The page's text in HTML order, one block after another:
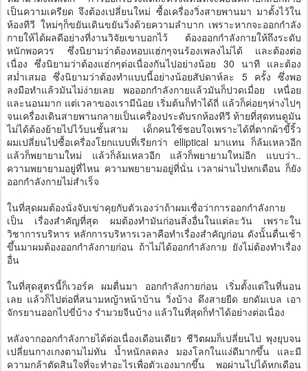
เป็นความเครียด จึงต้องเปลี่ยนใหม่ ซื้อเครื่องวิ่งสายพานมา มาตั้งไว้ใน
ห้องทีวี ใหม่ๆก็ขยันเดินขยันวิ่งด้วยความลำบาก เพราะหากจะออกกำลัง
กายให้ได้ผลดีอย่างที่งานวิจัยเขาบอกไว้ ต้องออกกำลังกายให้ถึงระดับ
หนักพอควร ซึ่งนิยามว่าต้องหอบแฮ่กๆจนร้องเพลงไม่ได้ และต้องต่อ
เนื่อง ซึ่งนิยามว่าต้องแฮ่กๆต่อเนื่องกันไปอย่างน้อย 30 นาที และต้อง
สม่ำเสมอ ซึ่งนิยามว่าต้องทำแบบนี้อย่างน้อยสัปดาห์ละ 5 ครั้ง ซึ่งพอ
ลงมือทำแล้วมันไม่ง่ายเลย พอออกกำลังกายแล้วมันก็ปวดเมื่อย เหนื่อย
และนอนมาก แต่เวลาของเรามีน้อย เริ่มต้นก็ทำได้ถี่ แล้วก็ค่อยๆห่างไปๆ
จนเครื่องเดินสายพานกลายเป็นเครื่องประดับรกห้องทีวี ท้ายที่สุดทนดูมัน
ไม่ได้ต้องย้ายไปไว้บนชั้นสาม เด็กคนใช้ชอบใจเพราะได้ที่ตากผ้าขี้ริ้ว
ผมเปลี่ยนไปซื้อเครื่องโยกแบบที่เรียกว่า elliptical มาแทน ก็ล้มเหลวอีก
แล้วก็พยายามใหม่ แล้วก็ล้มเหลวอีก แล้วก็พยายามใหม่อีก แบบว่า..
ความพยายามอยู่ที่ไหน ความพยายามอยู่ที่นั่น เวลาผ่านไปหกเดือน ก็ยัง
ออกกำลังกายไม่สำเร็จ
ในที่สุดผมต้องนั่งจับเข่าคุยกับตัวเองว่าถ้าผมเชื่อว่าการออกกำลังกาย
เป็น เรื่องสำคัญที่สุด ผมต้องทำมันก่อนสิ่งอื่นในแต่ละวัน เพราะใน
วิชาการบริหาร หลักการบริหารเวลาคือทำเรื่องสำคัญก่อน ดังนั้นตื่นเช้า
ขึ้นมาผมต้องออกกำลังกายก่อน ถ้าไม่ได้ออกกำลังกาย ยังไม่ต้องทำเรื่อง
อื่น
ในที่สุดสูตรนี้ก็เวอร์ค ผมตื่นมา ออกกำลังกายก่อน เริ่มตั้งแต่ในที่นอน
เลย แล้วก็ไปต่อที่สนามหญ้าหน้าบ้าน วิ่งบ้าง ดึงสายยืด ยกดัมเบล เอา
จักรยานออกไปขี่บ้าง รำมวยจีนบ้าง แล้วในที่สุดก็ทำได้อย่างต่อเนื่อง
หลังจากออกกำลังกายได้ต่อเนื่องเดือนเดียว ชีวิตผมก็เปลี่ยนไป พุงยุบจน
เปลี่ยนกางเกงตามไม่ทัน น้ำหนักลดลง มองโลกในแง่ดีมากขึ้น และมี
ความกล้าตัดสินใจที่จะทำอะไรเพื่อตัวเองมากขึ้น พอผ่านไปได้หกเดือน